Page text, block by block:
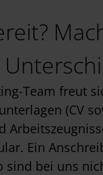
Team freut
(CV
Ein
sind bei uns